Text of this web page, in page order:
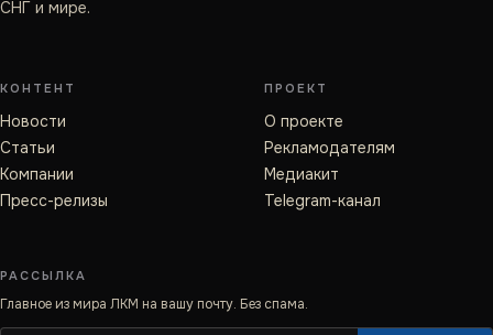
СНГ и мире.
КОНТЕНТ
Новости
Статьи
Компании
Пресс-релизы
ПРОЕКТ
О проекте
Рекламодателям
Медиакит
Telegram-канал
РАССЫЛКА
Главное из мира ЛКМ на вашу почту. Без спама.